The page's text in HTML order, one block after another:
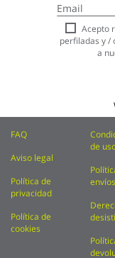
a
nuestro
boletín
de
Acepto
perfiladas y /
a
FAQ
Aviso legal
Política de
privacidad
Política de
cookies
de
envíos